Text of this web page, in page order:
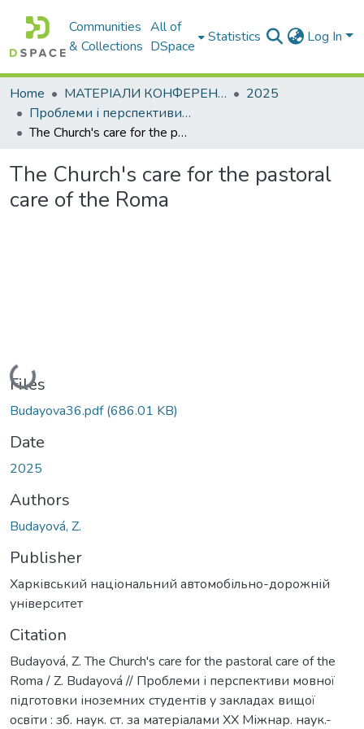
Communities
& Collections
All of
DSpace
Statistics Log In
Home МАТЕРІАЛИ КОНФЕРЕНЦІЙ
2025
Проблеми і перспективи мовної підготовки іноземних студентів у закладах вищої освіти
The Church's care for the pastoral care of the Roma
The Church's care for the pastoral
care of the Roma
Loading...
Files
Budayova36.pdf(686.01 KB)
Date
2025
Authors
Budayová, Z.
Publisher
Харківський національний автомобільно-дорожній
університет
Citation
Budayová, Z. The Church's care for the pastoral care of the
Roma / Z. Budayová // Проблеми і перспективи мовної
підготовки іноземних студентів у закладах вищої
освіти : зб. наук. ст. за матеріалами ХХ Міжнар. наук.-